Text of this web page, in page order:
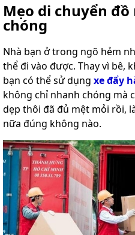
Mẹo di chuyển
chóng
Nhà bạn ở trong ngõ hẻm
thể đi vào được. Thay vì bê,
bạn có thể sử dụng xe đẩy
không chỉ nhanh chóng mà
dẹp thôi đã đủ mệt mỏi rồi,
nữa đúng không nào.